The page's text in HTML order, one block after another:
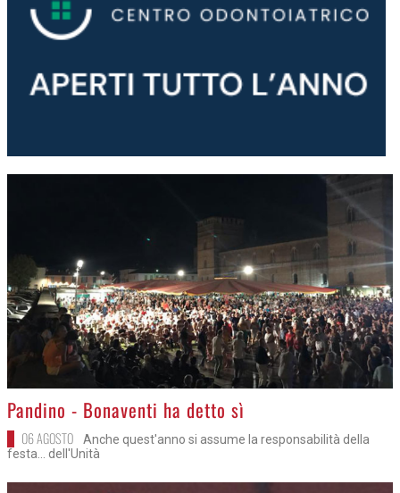
>
Pandino - Bonaventi ha detto sì
06 AGOSTO
Anche quest'anno si assume la responsabilità della
festa... dell'Unità